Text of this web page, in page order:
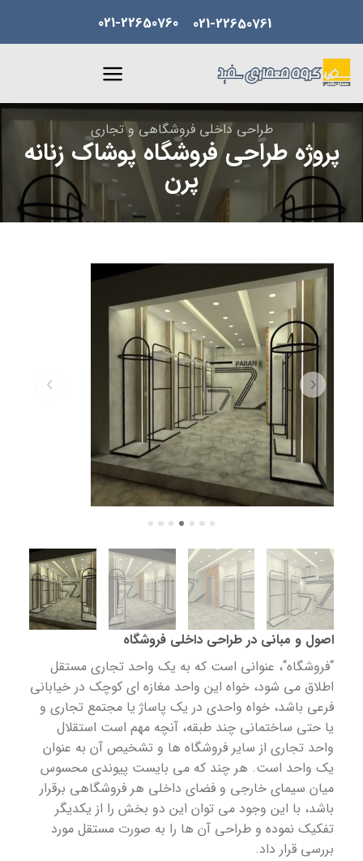
content
021-22650760 021-22650761
طراحی داخلی فروشگاهی و تجاری
پروژه طراحی فروشگاه پوشاک زنانه
پرن
اصول و مبانی در طراحی داخلی فروشگاه
“فروشگاه“، عنوانی است که به یک واحد تجاری مستقل
اطلاق می شود، خواه این واحد مغازه ای کوچک در خیابانی
فرعی باشد، خواه واحدی در یک پاساژ یا مجتمع تجاری و
یا حتی ساختمانی چند طبقه، آنچه مهم است استقلال
واحد تجاری از سایر فروشگاه ها و تشخیص آن به عنوان
یک واحد است. هر چند که می بایست پیوندی محسوس
میان سیمای خارجی و فضای داخلی هر فروشگاهی برقرار
باشد، با این وجود می توان این دو بخش را از یکدیگر
تفکیک نموده و طراحی آن ها را به صورت مستقل مورد
بررسی قرار داد.